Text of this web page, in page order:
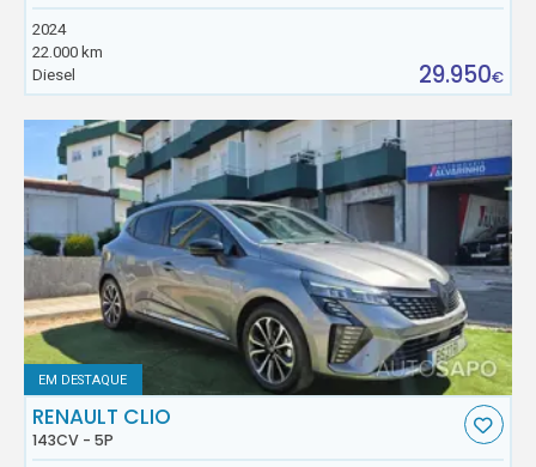
2024
22.000 km
Diesel
29.950€
EM DESTAQUE
RENAULT CLIO
143CV - 5P